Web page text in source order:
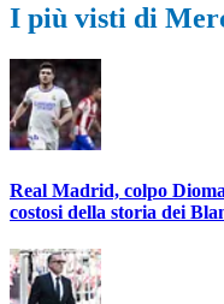
I più visti di
Real Madrid, colpo
costosi della storia dei